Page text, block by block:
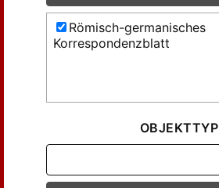
Römisch-germanisches
Korrespondenzblatt
OBJEKTTYP